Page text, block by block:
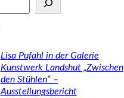
Lisa Pufahl in der Galerie
Kunstwerk Landshut „Zwischen
den Stühlen“ –
Ausstellungsbericht